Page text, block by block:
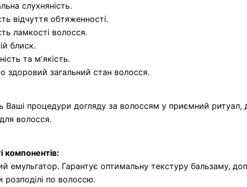
слухняність.
відчуття обтяженності.
ламкості волосся.
блиск.
та мʼякість.
здоровий загальний стан волосся.
Ваші процедури догляду за волоссям у приємний
волосся.
компонентів:
емульгатор. Гарантує оптимальну текстуру бальзаму,
розподілі по волоссю.